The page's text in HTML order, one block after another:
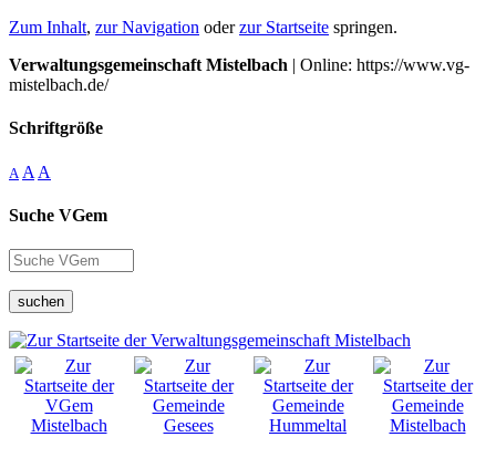
Zum Inhalt, zur Navigation oderzur Startseite springen.
Verwaltungsgemeinschaft Mistelbach | Online: https://www.vg-
mistelbach.de/
Schriftgröße
A A A
Suche VGem
suchen